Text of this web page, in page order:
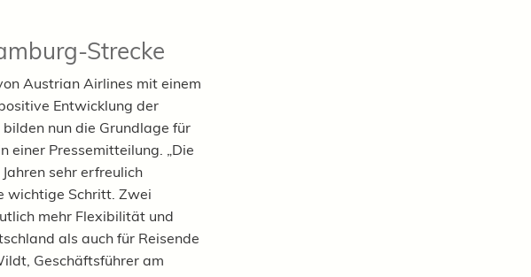
Strecke
Austrian Airlines mit einem
Entwicklung der
nun die Grundlage für
einer Pressemitteilung. „Die
sehr erfreulich
wichtige Schritt. Zwei
mehr Flexibilität und
als auch für Reisende
Geschäftsführer am